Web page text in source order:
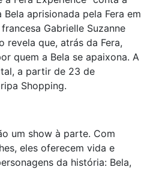
aprisionada pela Fera em
Gabrielle Suzanne
revela que, atrás da Fera,
quem a Bela se apaixona. A
a partir de 23 de
Shopping.
um show à parte. Com
eles oferecem vida e
da história: Bela,